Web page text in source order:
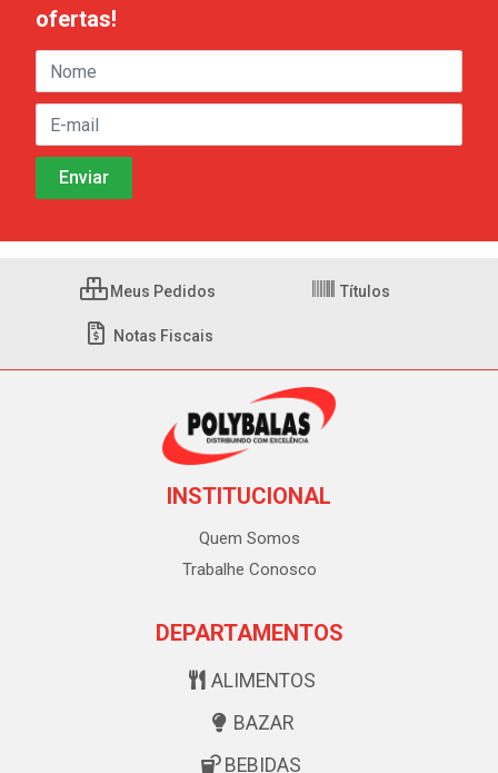
ofertas!
Meus Pedidos Títulos
Notas Fiscais
INSTITUCIONAL
Quem Somos
Trabalhe Conosco
DEPARTAMENTOS
ALIMENTOS
BAZAR
BEBIDAS